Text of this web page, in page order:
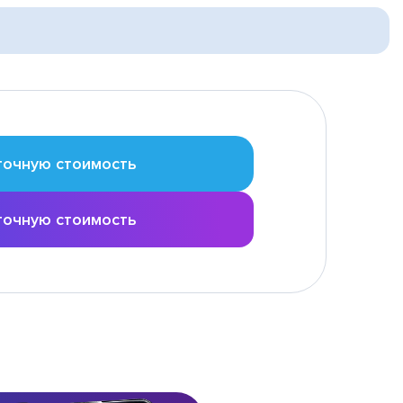
стоимость
стоимость